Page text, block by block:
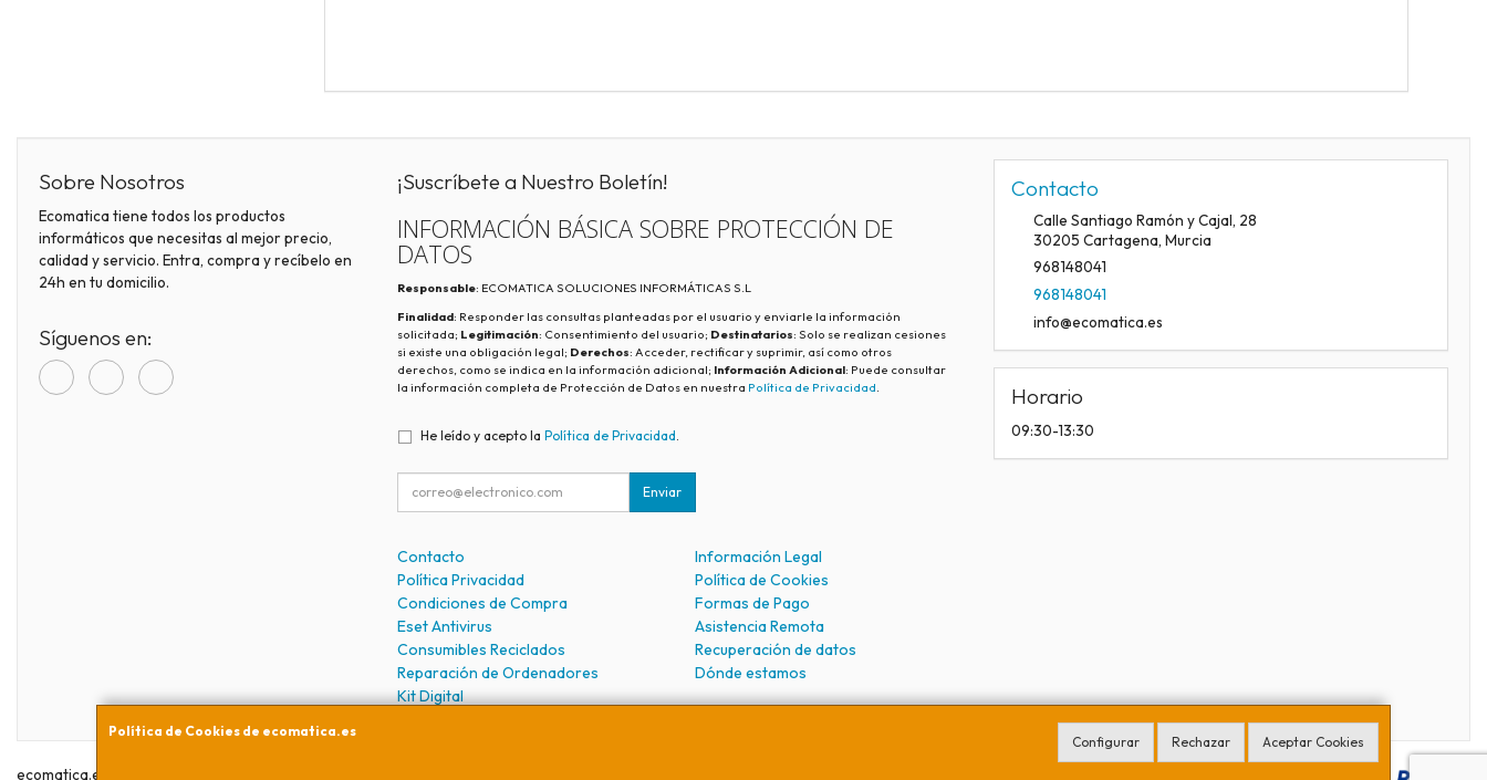
Política de Cookies de ecomatica.es
Configurar Rechazar Aceptar Cookies
Sobre Nosotros
Ecomatica tiene todos los productos
informáticos que necesitas al mejor precio,
calidad y servicio. Entra, compra y recíbelo en
24h en tu domicilio.
Síguenos en:
¡Suscríbete a Nuestro Boletín!
INFORMACIÓN BÁSICA SOBRE PROTECCIÓN DE
DATOS
Responsable: ECOMATICA SOLUCIONES INFORMÁTICAS S.L
Finalidad: Responder las consultas planteadas por el usuario y enviarle la información
solicitada; Legitimación: Consentimiento del usuario; Destinatarios: Solo se realizan cesiones
si existe una obligación legal; Derechos: Acceder, rectificar y suprimir, así como otros
derechos, como se indica en la información adicional; Información Adicional: Puede consultar
la información completa de Protección de Datos en nuestra Política de Privacidad.
He leído y acepto la Política de Privacidad
Enviar
Contacto
Información Legal
Política Privacidad
Política de Cookies
Condiciones de Compra
Formas de Pago
Eset Antivirus
Asistencia Remota
Consumibles Reciclados
Recuperación de datos
Reparación de Ordenadores
Dónde estamos
Kit Digital
Contacto
Calle Santiago Ramón y Cajal, 28
30205 Cartagena, Murcia
968148041
968148041
info@ecomatica.es
Horario
09:30-13:30
ecomatica.es © 2026